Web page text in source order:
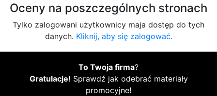
Oceny na poszczególnych stronach
Tylko zalogowani użytkownicy maja dostęp do tych
danych. Kliknij, aby się zalogować.
To Twoja firma?
Gratulacje! Sprawdź jak odebrać materiały
promocyjne!